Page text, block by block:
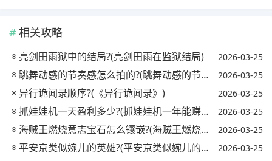
相关攻略
亮剑田雨狱中的结局?(亮剑田雨在监狱结局) 2026-03-25
跳舞动感的节奏感怎么拍的?(跳舞动感的节奏感怎么拍的视频) 2026-03-25
异行诡闻录顺序?(《异行诡闻录》) 2026-03-25
抓娃娃机一天盈利多少?(抓娃娃机一年能赚多少钱) 2026-03-25
海贼王燃烧意志宝石怎么镶嵌?(海贼王燃烧意志宝石镶嵌攻略) 2026-03-25
平安京类似婉儿的英雄?(平安京类似婉儿的英雄名字) 2026-03-25